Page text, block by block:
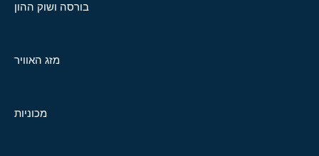
בורסה ושוק ההון
מזג האוויר
מכוניות